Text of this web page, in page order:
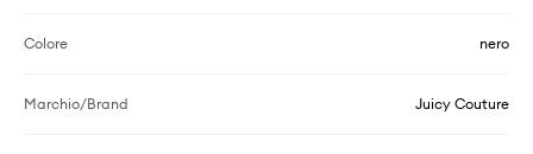
Colore nero
Marchio/Brand Juicy Couture